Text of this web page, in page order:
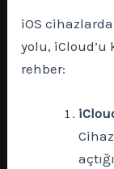
iOS
yolu, iCloud’u
rehber: